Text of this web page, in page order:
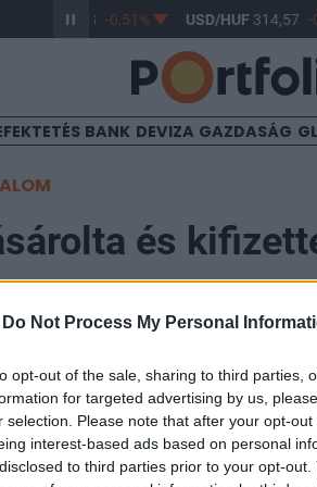
Do Not Process My Personal
opt-out of the sale, sharing to third parties,
for targeted advertising by us,
selection. Please note that after your opt-
interest-based ads based on personal
to third parties prior to your opt-
363,53 -0,51% USD/HUF314,57 -
BANK DEVIZA GAZDASÁG
és
hogy a zártkörű forgalomba
EURO kötvény"